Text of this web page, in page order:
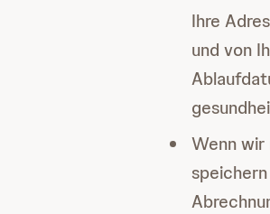
Ihre
und von
Wenn wir